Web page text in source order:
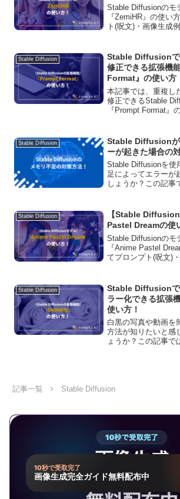
Stable Diffusionのモ
『ZemiHR』の使い
ト(呪文)・画像生成
ています。
Stable Diffusion
Stable Diffusionで
修正できる拡張機
Format』の使い方
本記事では、重複し
修正できるStable
『Prompt Format』
ロンプト入力の際に
てみてください。
Stable Diffusion
Stable Diffusionが
ーが起きた場合の
Stable Diffusionを使
足によってエラーが
しょうか？この記事
いる方はぜひ参考に
Stable Diffusion
【Stable
Pastel Dreamの使
Stable Diffusionのモ
『Anime Pastel
てプロンプト(呪文)
もご紹介しています
Stable Diffusion
Stable Diffusionで
ラー化できる拡張
使い方！
白黒の写真や動画を
方法が知りたいと感
ょうか？この記事で
記事一覧 Stable Diffusion
10秒で受取完了
画像生成完全ガイド無料配布中